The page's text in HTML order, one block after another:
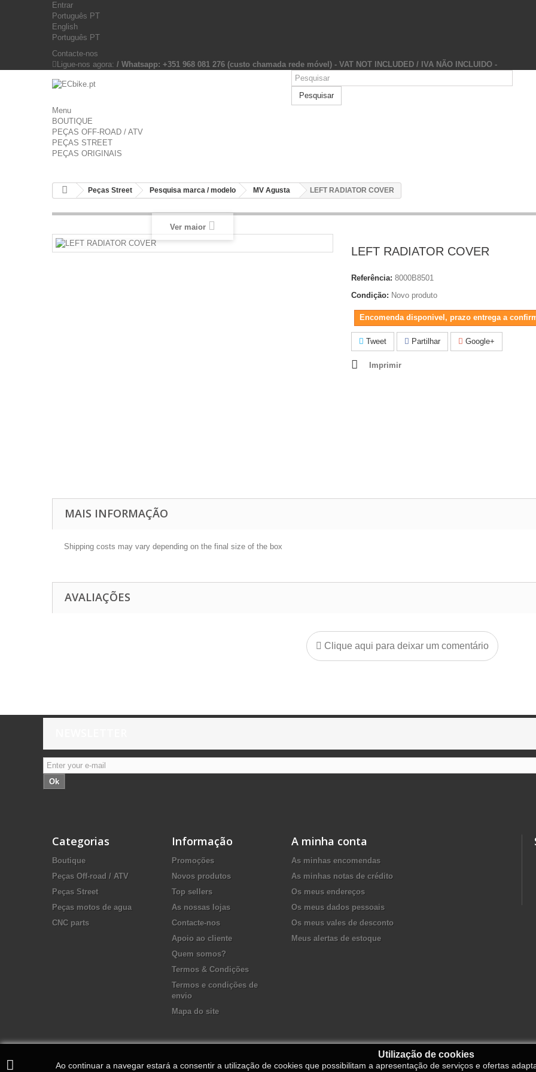
Entrar
Português PT
English
Português PT
Contacte-nos
Ligue-nos agora: / Whatsapp: +351 968 081 276 (custo chamada rede móvel) - VAT NOT INCLUDED / IVA NÃO INCLUIDO -
Pesquisar
Menu
BOUTIQUE
PEÇAS OFF-ROAD / ATV
PEÇAS STREET
PEÇAS ORIGINAIS
Peças Street Pesquisa marca / modelo MV Agusta LEFT RADIATOR COVER
Ver maior
LEFT RADIATOR COVER
Referência: 8000B8501
Condição: Novo produto
Encomenda disponivel, prazo entrega a
Tweet Partilhar Google+
Imprimir
MAIS INFORMAÇÃO
Shipping costs may vary depending on the final size of the box
AVALIAÇÕES
Clique aqui para deixar um comentário
Ok
Categorias
Boutique
Peças Off-road / ATV
Peças Street
Peças motos de agua
CNC parts
Informação
Promoções
Novos produtos
Top sellers
As nossas lojas
Contacte-nos
Apoio ao cliente
Quem somos?
Termos & Condições
Termos e condições de
envio
Mapa do site
A minha conta
As minhas encomendas
As minhas notas de crédito
Os meus endereços
Os meus dados pessoais
Os meus vales de desconto
Meus alertas de estoque
Utilização de cookies
Ao continuar a navegar estará a consentir a utilização de cookies que possibilitam a apresentação de serviços e ofertas